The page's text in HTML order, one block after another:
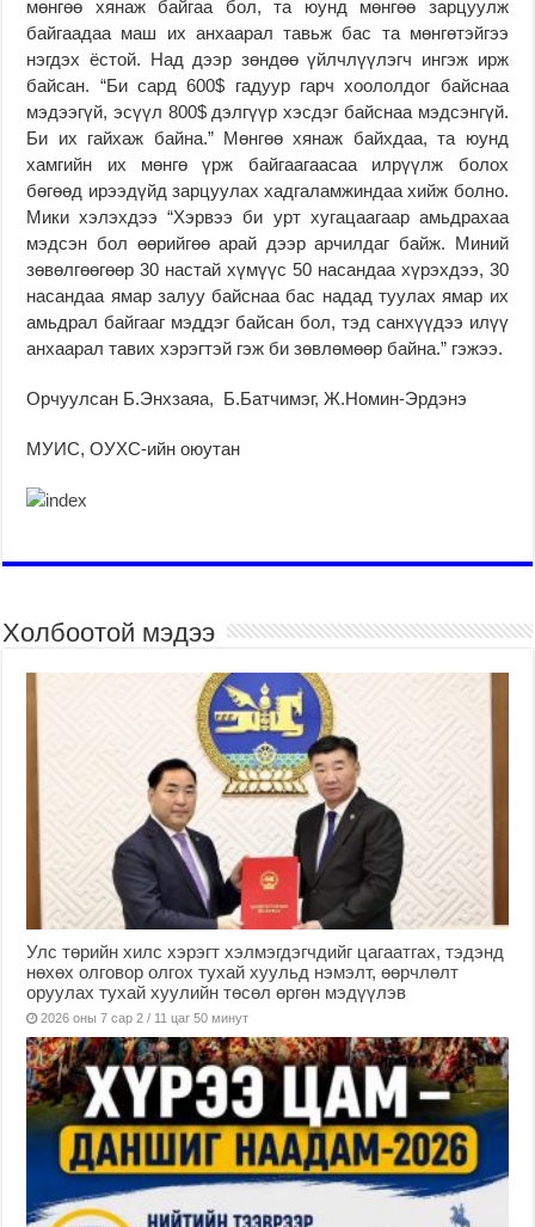
мөнгөө хянаж байгаа бол, та юунд мөнгөө зарцуулж
байгаадаа маш их анхаарал тавьж бас та мөнгөтэйгээ
нэгдэх ёстой. Над дээр зөндөө үйлчлүүлэгч ингэж ирж
байсан. “Би сард 600$ гадуур гарч хоололдог байснаа
мэдээгүй, эсүүл 800$ дэлгүүр хэсдэг байснаа мэдсэнгүй.
Би их гайхаж байна.” Мөнгөө хянаж байхдаа, та юунд
хамгийн их мөнгө үрж байгаагаасаа илрүүлж болох
бөгөөд ирээдүйд зарцуулах хадгаламжиндаа хийж болно.
Мики хэлэхдээ “Хэрвээ би урт хугацаагаар амьдрахаа
мэдсэн бол өөрийгөө арай дээр арчилдаг байж. Миний
зөвөлгөөгөөр 30 настай хүмүүс 50 насандаа хүрэхдээ, 30
насандаа ямар залуу байснаа бас надад туулах ямар их
амьдрал байгааг мэддэг байсан бол, тэд санхүүдээ илүү
анхаарал тавих хэрэгтэй гэж би зөвлөмөөр байна.” гэжээ.
Орчуулсан Б.Энхзаяа, Б.Батчимэг, Ж.Номин-Эрдэнэ
МУИС, ОУХС-ийн оюутан
Холбоотой мэдээ
Улс төрийн хилс хэрэгт хэлмэгдэгчдийг цагаатгах, тэдэнд
нөхөх олговор олгох тухай хуульд нэмэлт, өөрчлөлт
оруулах тухай хуулийн төсөл өргөн мэдүүлэв
2026 оны 7 сар 2 / 11 цаг 50 минут